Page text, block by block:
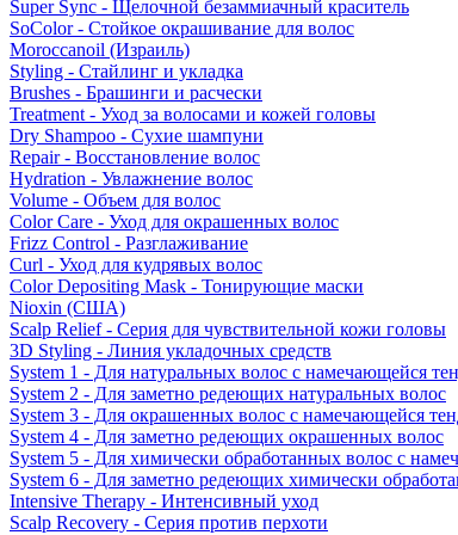
Super Sync - Щелочной безаммиачный краситель
SoColor - Стойкое окрашивание для волос
Moroccanoil (Израиль)
Styling - Стайлинг и укладка
Brushes - Брашинги и расчески
Treatment - Уход за волосами и кожей головы
Dry Shampoo - Сухие шампуни
Repair - Восстановление волос
Hydration - Увлажнение волос
Volume - Объем для волос
Color Care - Уход для окрашенных волос
Frizz Control - Разглаживание
Curl - Уход для кудрявых волос
Color Depositing Mask - Тонирующие маски
Nioxin (США)
Scalp Relief - Серия для чувствительной кожи головы
3D Styling - Линия укладочных средств
System 1 - Для натуральных волос с намечающейся
System 2 - Для заметно редеющих натуральных волос
System 3 - Для окрашенных волос с намечающейся
System 4 - Для заметно редеющих окрашенных волос
System 5 - Для химически обработанных волос с
System 6 - Для заметно редеющих химически
Intensive Therapy - Интенсивный уход
Scalp Recovery - Серия против перхоти